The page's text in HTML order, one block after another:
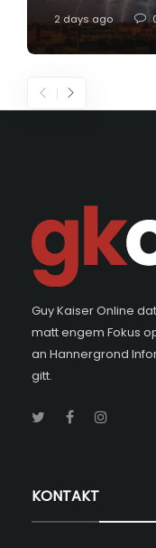
2 days ago
Guy Kaiser Online
matt engem Fokus
an Hannergrond
gitt.
KONTAKT